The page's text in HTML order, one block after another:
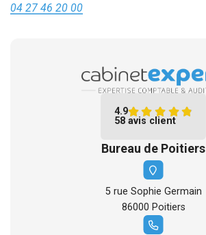
04 27 46 20 00
4.9
58 avis client
Bureau de Poitiers
5 rue Sophie Germain
86000 Poitiers